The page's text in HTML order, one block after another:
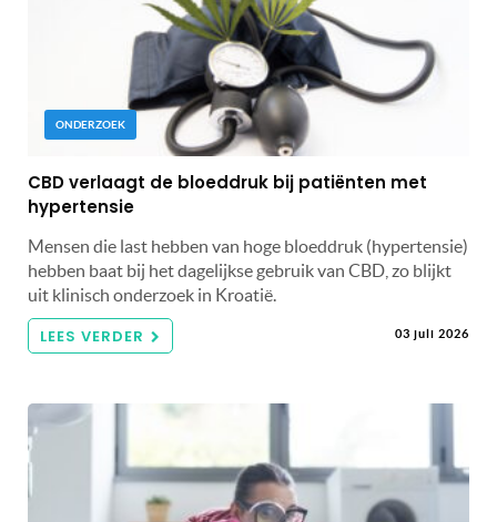
ONDERZOEK
CBD verlaagt de bloeddruk bij patiënten met
hypertensie
Mensen die last hebben van hoge bloeddruk (hypertensie)
hebben baat bij het dagelijkse gebruik van CBD, zo blijkt
uit klinisch onderzoek in Kroatië.
LEES VERDER 03 juli 2026